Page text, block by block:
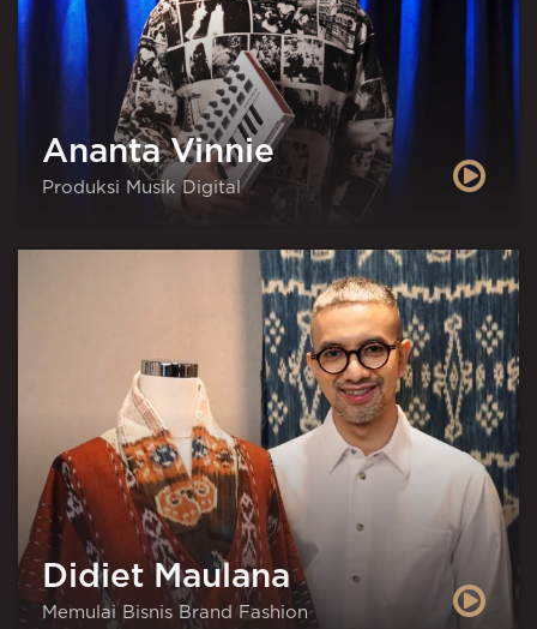
Ananta Vinnie
Produksi Musik Digital
Didiet Maulana
Memulai Bisnis Brand Fashion